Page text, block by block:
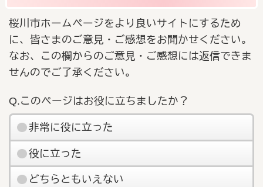
桜川市ホームページをより良いサイトにするため
に、皆さまのご意見・ご感想をお聞かせください。
なお、この欄からのご意見・ご感想には返信できま
せんのでご了承ください。
Q.このページはお役に立ちましたか？
非常に役に立った
役に立った
どちらともいえない